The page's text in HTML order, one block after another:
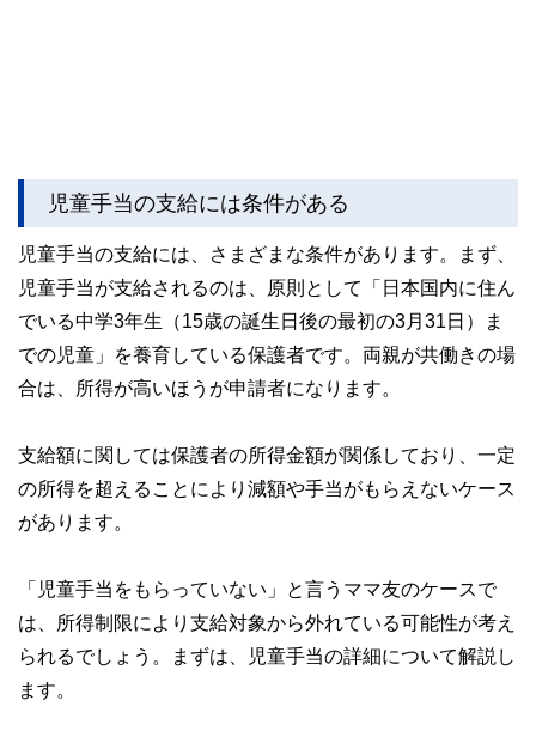
児童手当の支給には条件がある
児童手当の支給には、さまざまな条件があります。まず、
児童手当が支給されるのは、原則として「日本国内に住ん
でいる中学3年生（15歳の誕生日後の最初の3月31日）ま
での児童」を養育している保護者です。両親が共働きの場
合は、所得が高いほうが申請者になります。
支給額に関しては保護者の所得金額が関係しており、一定
の所得を超えることにより減額や手当がもらえないケース
があります。
「児童手当をもらっていない」と言うママ友のケースで
は、所得制限により支給対象から外れている可能性が考え
られるでしょう。まずは、児童手当の詳細について解説し
ます。